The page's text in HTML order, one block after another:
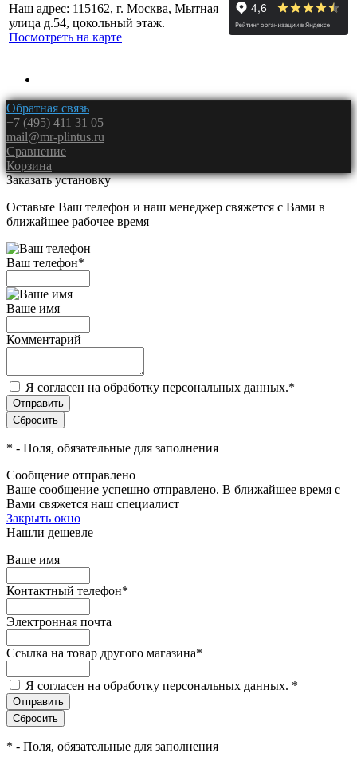
Наш адрес: 115162, г. Москва, Мытная
улица д.54, цокольный этаж.
Посмотреть на карте
Обратная связь
+7 (495) 411 31 05
mail@mr-plintus.ru
Сравнение
Корзина
Заказать установку
Оставьте Ваш телефон и наш менеджер свяжется с Вами в
ближайшее рабочее время
Ваш телефон*
Ваше имя
Комментарий
Я согласен на обработку персональных данных.*
* - Поля, обязательные для заполнения
Сообщение отправлено
Ваше сообщение успешно отправлено. В ближайшее время с
Вами свяжется наш специалист
Закрыть окно
Нашли дешевле
Ваше имя
Контактный телефон*
Электронная почта
Ссылка на товар другого магазина*
Я согласен на обработку персональных данных. *
* - Поля, обязательные для заполнения